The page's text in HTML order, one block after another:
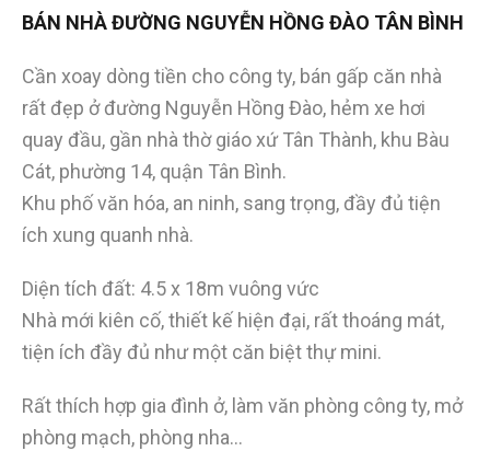
BÁN NHÀ ĐƯỜNG NGUYỄN HỒNG ĐÀO TÂN BÌNH
Cần xoay dòng tiền cho công ty, bán gấp căn nhà
rất đẹp ở đường Nguyễn Hồng Đào, hẻm xe hơi
quay đầu, gần nhà thờ giáo xứ Tân Thành, khu Bàu
Cát, phường 14, quận Tân Bình.
Khu phố văn hóa, an ninh, sang trọng, đầy đủ tiện
ích xung quanh nhà.
Diện tích đất: 4.5 x 18m vuông vức
Nhà mới kiên cố, thiết kế hiện đại, rất thoáng mát,
tiện ích đầy đủ như một căn biệt thự mini.
Rất thích hợp gia đình ở, làm văn phòng công ty, mở
phòng mạch, phòng nha…